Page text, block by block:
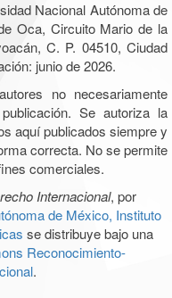
Nacional Autónoma de
Oca, Circuito Mario de la
C. P. 04510, Ciudad
junio de 2026.
no necesariamente
Se autoriza la
aquí publicados siempre y
correcta. No se permite
comerciales.
Internacional, por
de México, Instituto
se distribuye bajo una
Reconocimiento-
.